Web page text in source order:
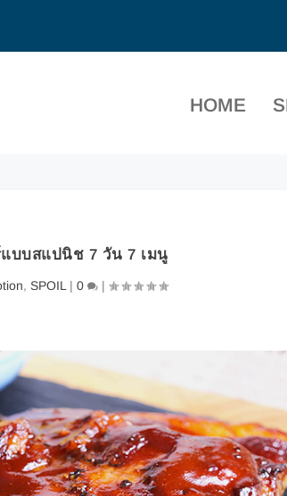
HOME
บบสแปนิช 7 วัน 7 เมนู
, SPOIL|0 |